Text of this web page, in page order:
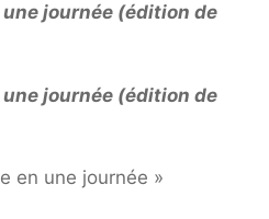
journée (édition de
journée (édition de
en une journée »